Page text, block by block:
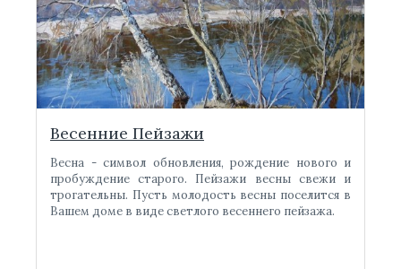
Весенние Пейзажи
Весна - символ обновления, рождение нового и
пробуждение старого. Пейзажи весны свежи и
трогательны. Пусть молодость весны поселится в
Вашем доме в виде светлого весеннего пейзажа.